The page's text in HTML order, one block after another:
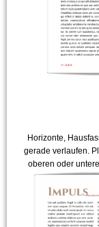
Horizonte,
gerade verlaufen.
oberen oder